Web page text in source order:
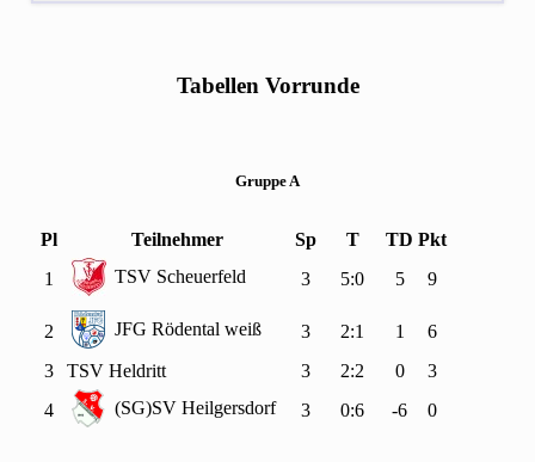
Tabellen Vorrunde
Gruppe A
Pl Teilnehmer Sp T TD Pkt
1
TSV Scheuerfeld 3 5:0 5 9
2 JFG Rödental weiß 3 2:1 1
6
3
TSV Heldritt 3 2:2 0
3
4
(SG)SV Heilgersdorf 3 0:6 -6 0